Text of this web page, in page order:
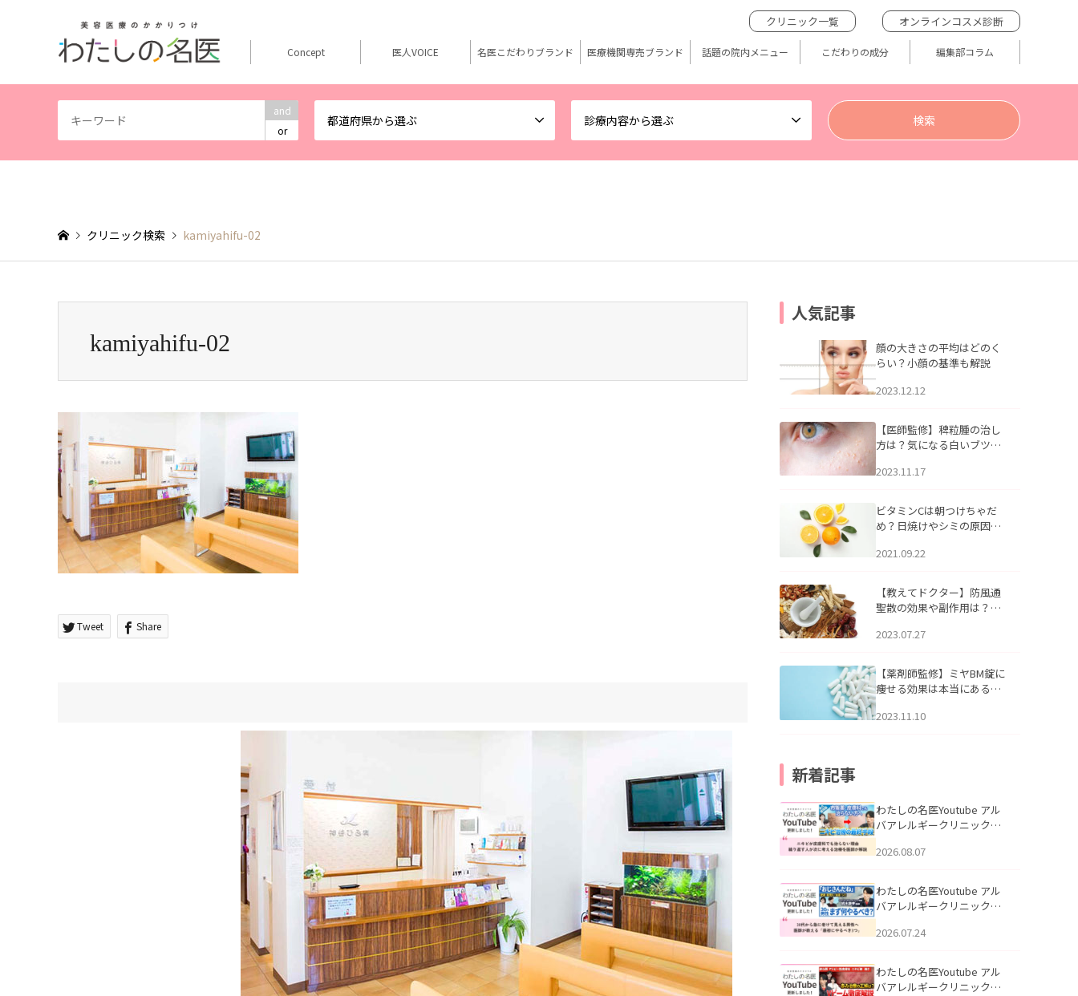
and
or
都道府県から選ぶ 診療内容から選ぶ
クリニック一覧 オンラインコスメ診断
Concept 医人VOICE 名医こだわりブランド 医療機関専売ブランド 話題の院内メニュー こだわりの成分 編集部コラム
クリニック検索 kamiyahifu-02
kamiyahifu-02
Tweet Share
人気記事
顔の大きさの平均はどのく
らい？小顔の基準も解説
2023.12.12
【医師監修】稗粒腫の治し
方は？気になる白いブツブ
アについて
2023.11.17
ビタミンCは朝つけちゃだ
め？日焼けやシミの原因に
2021.09.22
【教えてドクター】防風通
聖散の効果や副作用は？長
2023.07.27
【薬剤師監修】ミヤBM錠に
痩せる効果は本当にある
2023.11.10
新着記事
わたしの名医Youtube アル
バアレルギークリニック札
らない理由｜繰り返す人が
説」を公開いたしました。
2026.08.07
わたしの名医Youtube アル
バアレルギークリニック札
える男性へ｜医師が教える
公開いたしました。
2026.07.24
わたしの名医Youtube アル
バアレルギークリニック札